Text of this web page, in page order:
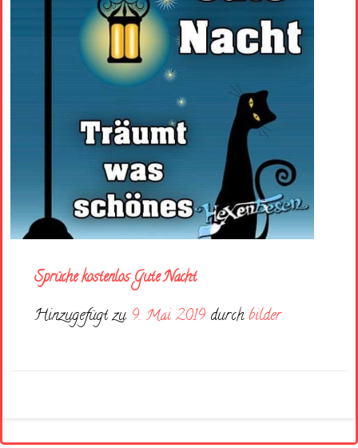
Sprüche kostenlos Gute Nacht
Hinzugefügt zu 9. Mai 2019 durch bilder